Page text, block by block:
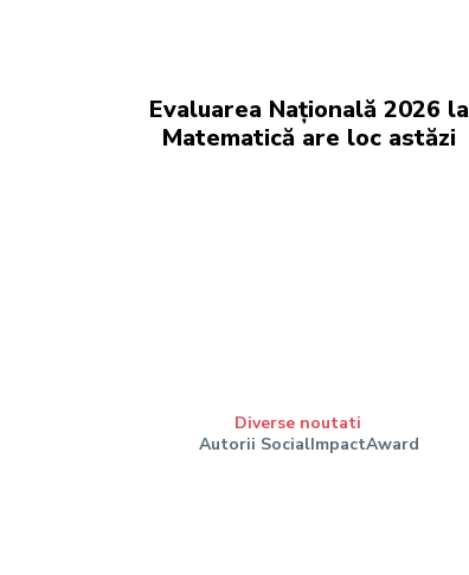
Evaluarea Națională 2026 la
Matematică are loc astăzi
Diverse noutati
Autorii SocialImpactAward